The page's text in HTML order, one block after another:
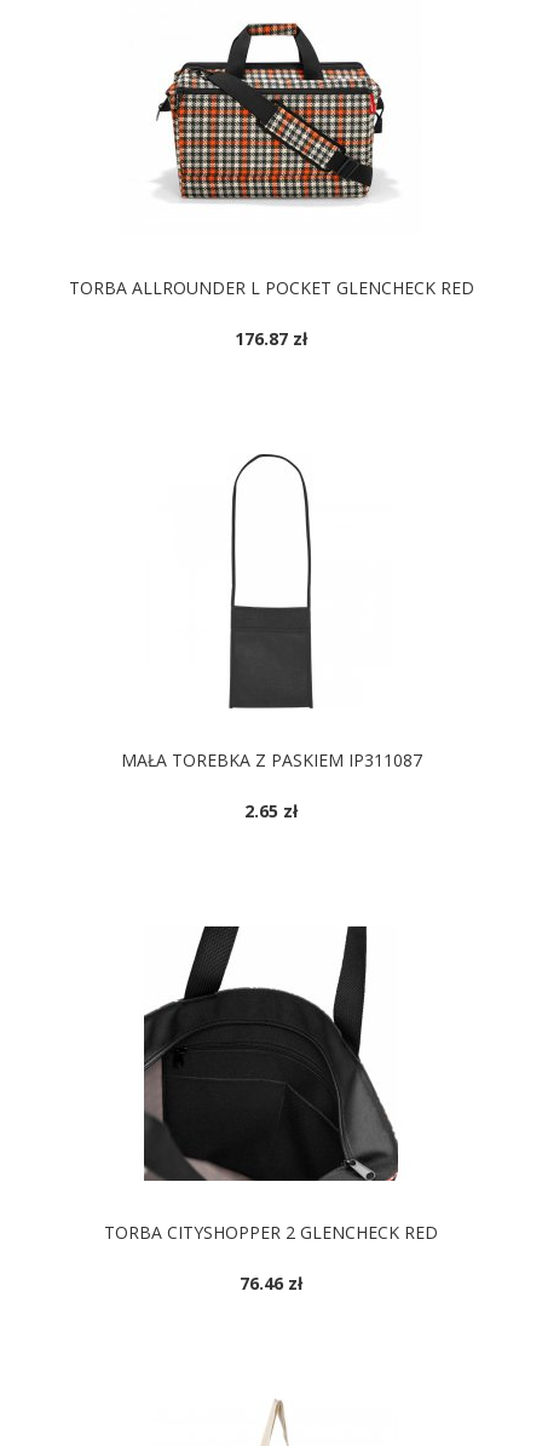
TORBA ALLROUNDER L POCKET GLENCHECK RED
176.87 zł
MAŁA TOREBKA Z PASKIEM IP311087
2.65 zł
TORBA CITYSHOPPER 2 GLENCHECK RED
76.46 zł